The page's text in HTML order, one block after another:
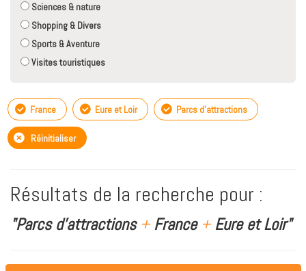
Sciences & nature
Shopping & Divers
Sports & Aventure
Visites touristiques
France Eure et Loir Parcs d'attractions
Réinitialiser
Résultats de la recherche pour :
"Parcs d'attractions +France +Eure et Loir"